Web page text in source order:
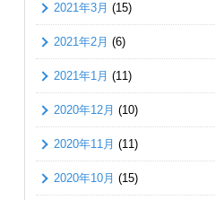
2021年3月 (15)
2021年2月 (6)
2021年1月 (11)
2020年12月 (10)
2020年11月 (11)
2020年10月 (15)